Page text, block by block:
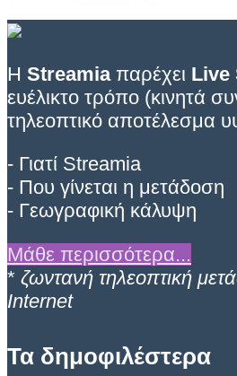
Η Streamiaπαρέχει Live
ευέλικτο τρόπο (κινητά
τηλεοπτικό αποτέλεσμα
- Γιατί Streamia
- Που γίνεται η μετάδοση
- Γεωγραφική κάλυψη
Μάθε περισσότερα...
* ζωντανή τηλεοπτική
Internet
Τα δημοφιλέστερα